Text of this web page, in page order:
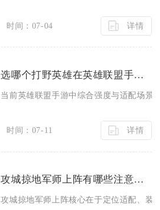
时间：07-04 详情
选哪个打野英雄在英雄联盟手游里厉害
当前英雄联盟手游中综合强度与适配场景
时间：07-11 详情
攻城掠地军师上阵有哪些注意事项
攻城掠地军师上阵核心在于定位适配、装